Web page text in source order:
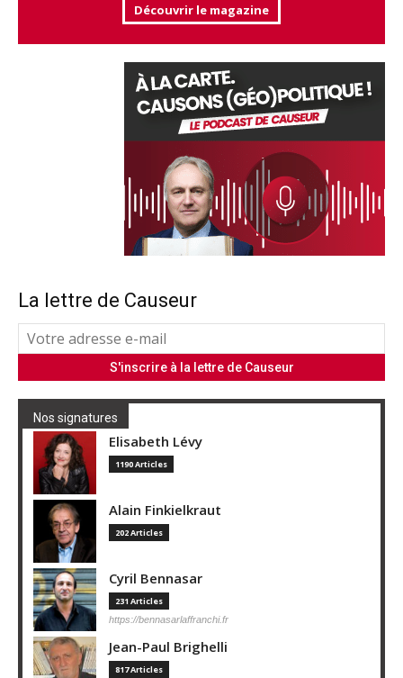
Découvrir le magazine
La lettre de Causeur
Nos signatures
Elisabeth Lévy
1190 Articles
Alain Finkielkraut
202 Articles
Cyril Bennasar
231 Articles
https://bennasarlaffranchi.fr
Jean-Paul Brighelli
817 Articles